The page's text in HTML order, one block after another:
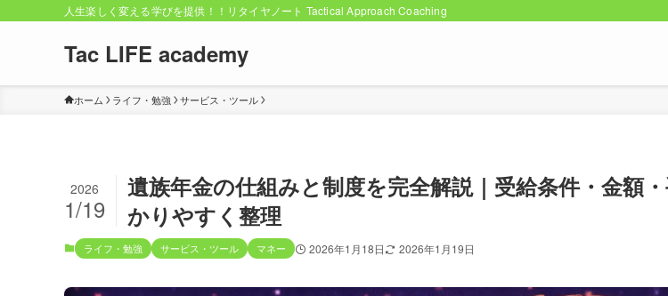
人生楽しく変える学びを提供！！リタイヤノート Tactical Approach Coaching
Tac LIFE academy
ホーム ライフ・勉強 サービス・ツール
遺族年金の仕組みと制度を完全解説｜受給条件・金額
かりやすく整理
2026
1/19
ライフ・勉強 サービス・ツール マネー 2026年1月18日 2026年1月19日